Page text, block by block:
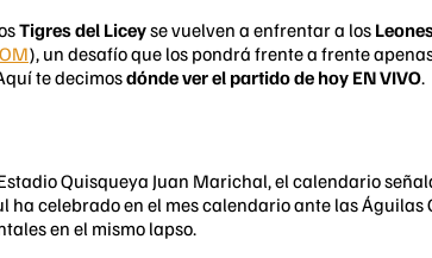
Tigres del Liceyse vuelven a enfrentar a los
), un desafío que los pondrá frente a frente
te decimosdónde ver el partido de hoy EN VIVO.
Quisqueya Juan Marichal, el calendario
ha celebrado en el mes calendario ante las
en el mismo lapso.